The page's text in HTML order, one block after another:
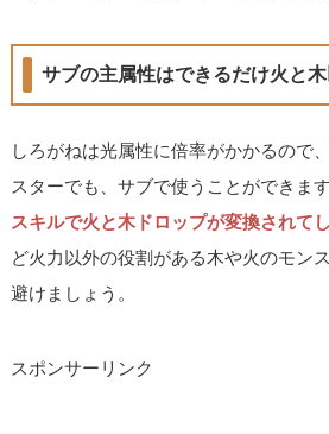
サブの主属性はできるだけ火と
しろがねは光属性に倍率がかかるので
スターでも、サブで使うことができま
スキルで火と木ドロップが変換されて
ど火力以外の役割がある木や火のモン
避けましょう。
スポンサーリンク